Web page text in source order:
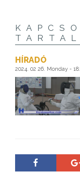
HÍRADÓ
2024. 02 26. Monday -